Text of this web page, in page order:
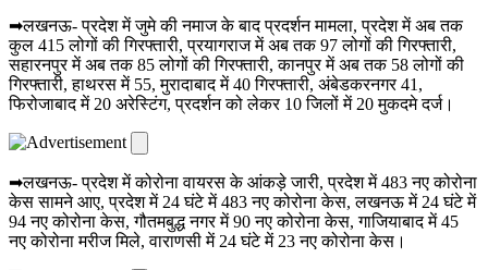
➡लखनऊ- प्रदेश में जुमे की नमाज के बाद प्रदर्शन मामला, प्रदेश में अब तक
कुल 415 लोगों की गिरफ्तारी, प्रयागराज में अब तक 97 लोगों की गिरफ्तारी,
सहारनपुर में अब तक 85 लोगों की गिरफ्तारी, कानपुर में अब तक 58 लोगों की
गिरफ्तारी, हाथरस में 55, मुरादाबाद में 40 गिरफ्तारी, अंबेडकरनगर 41,
फिरोजाबाद में 20 अरेस्टिंग, प्रदर्शन को लेकर 10 जिलों में 20 मुकदमे दर्ज।
➡लखनऊ- प्रदेश में कोरोना वायरस के आंकड़े जारी, प्रदेश में 483 नए कोरोना
केस सामने आए, प्रदेश में 24 घंटे में 483 नए कोरोना केस, लखनऊ में 24 घंटे में
94 नए कोरोना केस, गौतमबुद्ध नगर में 90 नए कोरोना केस, गाजियाबाद में 45
नए कोरोना मरीज मिले, वाराणसी में 24 घंटे में 23 नए कोरोना केस।